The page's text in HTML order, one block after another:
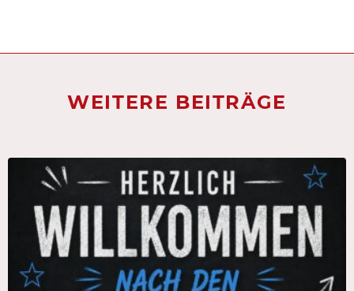
WEITERE BEITRÄGE